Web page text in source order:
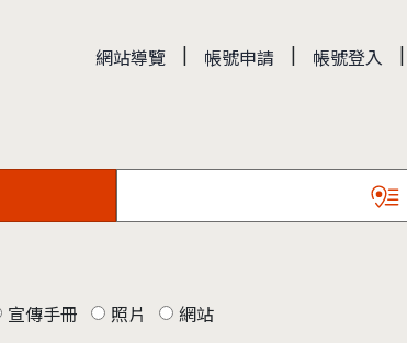
網站導覽 | 帳號申請 | 帳號登入 |
宣傳手冊 照片 網站